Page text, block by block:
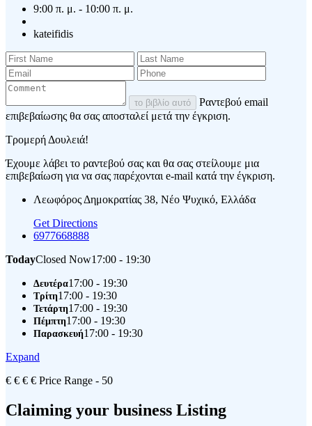
9:00 π. μ. - 10:00 π. μ.
kateifidis
το βιβλίο αυτό
Ραντεβού email
επιβεβαίωσης θα σας αποσταλεί μετά την έγκριση.
Τρομερή Δουλειά!
Έχουμε λάβει το ραντεβού σας και θα σας στείλουμε μια
επιβεβαίωση για να σας παρέχονται e-mail κατά την έγκριση.
Λεωφόρος Δημοκρατίας 38, Νέο Ψυχικό, Ελλάδα
Get Directions
6977668888
TodayClosed Now17:00 - 19:30
Δευτέρα17:00 - 19:30
Τρίτη17:00 - 19:30
Τετάρτη17:00 - 19:30
Πέμπτη17:00 - 19:30
Παρασκευή17:00 - 19:30
Expand
€ € € € Price Range - 50
Claiming your business Listing